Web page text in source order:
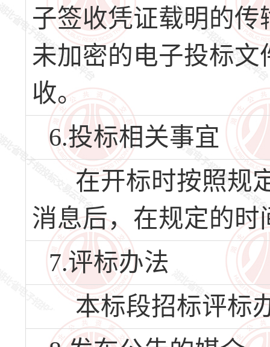
子签收凭证载明的
未加密的电子投标文
收。
6.投标相关事宜
在开标时按照规
消息后，在规定的
7.评标办法
本标段招标评标